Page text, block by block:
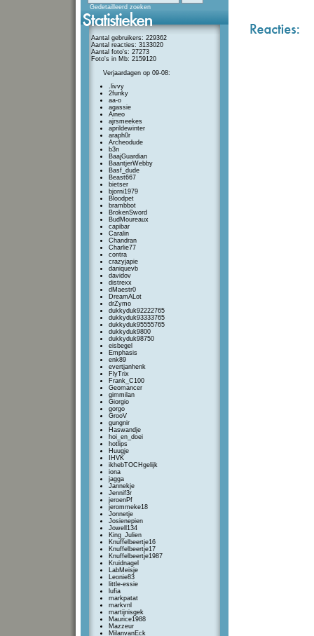
Gedetailleerd zoeken
Aantal gebruikers: 229362
Aantal reacties: 3133020
Aantal foto's: 27273
Foto's in Mb: 2159120
Verjaardagen op 09-08:
.livvy
2funky
aa-o
agassie
Aineo
ajrsmeekes
aprildewinter
araph0r
Archeodude
b3n
BaajGuardian
BaantjerWebby
Basf_dude
Beast667
bietser
bjorni1979
Bloodpet
brambbot
BrokenSword
BudMoureaux
capibar
Caralin
Chandran
Charlie77
contra
crazyjapie
daniquevb
davidov
distrexx
dMaestr0
DreamALot
drZymo
dukkyduk92222765
dukkyduk93333765
dukkyduk95555765
dukkyduk9800
dukkyduk98750
eisbegel
Emphasis
enk89
evertjanhenk
FlyTrix
Frank_C100
Geomancer
gimmilan
Giorgio
gorgo
GrooV
gungnir
Haswandje
hoi_en_doei
hotlips
Huugje
IHVK
ikhebTOCHgelijk
iona
jagga
Jannekje
Jennif3r
jeroenPf
jerommeke18
Jonnetje
Josienepien
Jowell134
King_Julien
Knuffelbeertje16
Knuffelbeertje17
Knuffelbeertje1987
Kruidnagel
LabMeisje
Leonie83
little-essie
lufia
markpatat
markvnl
martijnisgek
Maurice1988
Mazzeur
MilanvanEck